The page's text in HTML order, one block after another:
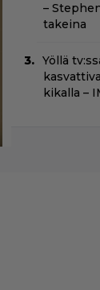
–
takeina
Yöllä
kikalla –